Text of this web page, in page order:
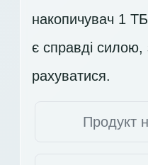
накопичувач 1
є справді
рахуватися.
Продукт